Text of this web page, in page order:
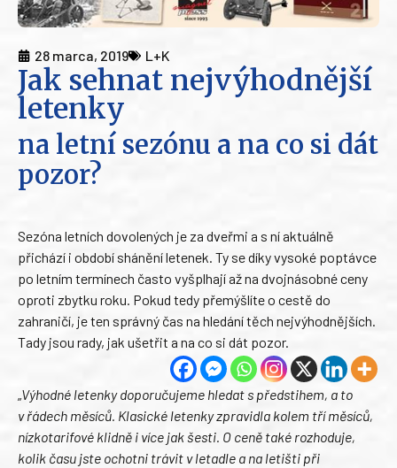
28 marca, 2019 L+K
Jak sehnat nejvýhodnější
letenky
na letní sezónu a na co si dát
pozor?
Sezóna letních dovolených je za dveřmi a s ní aktuálně
přichází i období shánění letenek. Ty se díky vysoké poptávce
po letním termínech často vyšplhají až na dvojnásobné ceny
oproti zbytku roku. Pokud tedy přemýšlíte o cestě do
zahraničí, je ten správný čas na hledání těch nejvýhodnějších.
Tady jsou rady, jak ušetřit a na co si dát pozor.
„Výhodné letenky doporučujeme hledat s předstihem, a to
v řádech měsíců. Klasické letenky zpravidla kolem tří měsíců,
nízkotarifové klidně i více jak šesti. O ceně také rozhoduje,
kolik času jste ochotni trávit v letadle a na letišti při